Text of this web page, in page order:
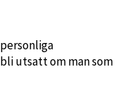
utsatt om man som